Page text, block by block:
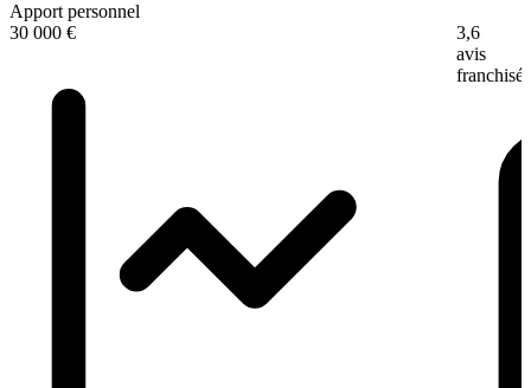
Apport personnel
30 000 €
3,6
avis
franchisé